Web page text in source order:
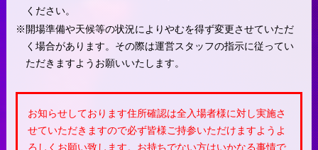
ください。
開場準備や天候等の状況によりやむを得ず変更させていただ
く場合があります。その際は運営スタッフの指示に従ってい
ただきますようお願いいたします。
お知らせしております住所確認は全入場者様に対し実施さ
せていただきますので必ず皆様ご持参いただけますようよ
ろしくお願い致します。お持ちでない方はいかなる事情で